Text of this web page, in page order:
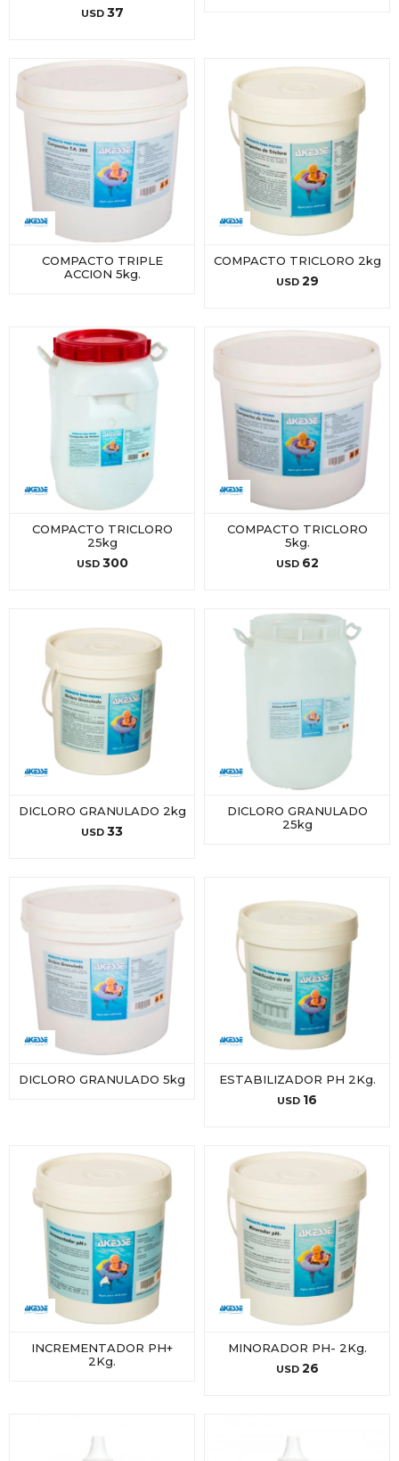
USD 37
COMPACTO TRIPLE
ACCION 5kg.
COMPACTO TRICLORO 2kg
USD 29
COMPACTO TRICLORO
25kg
USD 300
COMPACTO TRICLORO
5kg.
USD 62
DICLORO GRANULADO 2kg
USD 33
DICLORO GRANULADO
25kg
DICLORO GRANULADO 5kg ESTABILIZADOR PH 2Kg.
USD 16
INCREMENTADOR PH+
2Kg.
MINORADOR PH- 2Kg.
USD 26